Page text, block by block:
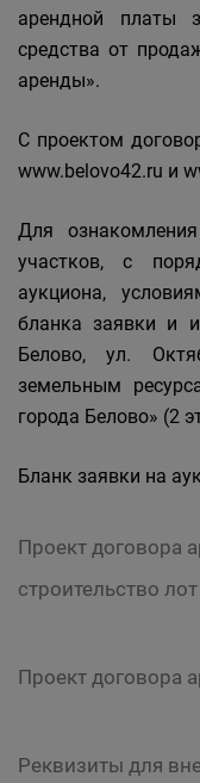
арендной платы
средства от
аренды».
С проектом
www.belovo42.ru и
Для
участков, с
аукциона,
бланка заявки и
Белово, ул.
земельным
города Белово» (2
Бланк заявки на
Проект договора
строительство
Проект договора
Реквизиты для